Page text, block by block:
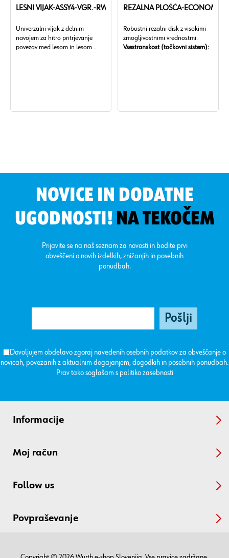
P3E-4,5X60/33
LESNI VIJAK-ASSY4-VGR.-RW20-P3E-5X80/42
Univerzalni vijak z delnim
navojem za hitro pritrjevanje
povezav med lesom in lesom
REZALNA PLOŠČA-ECONOMY-
Robustni rezalni disk z visokimi
zmogljivostnimi vrednostmi.
Vsestranskost (točkovni sistem):
(točkovni sistem):2 od 4 točk
NOVICE IN DODATNE
UGODNOSTI! NA TEKOČEM
Prijavite se na naš seznam za novosti in bodite prvi
obveščeni o novih izdelkih, znižanjih in posebnih
ponudbah.
Dovoljujem obdelavo zgoraj navedenih osebnih podatkov za obveščanje o
novicah, povezanih z aktualnim dogajanjem, dogodkih in posebnih ponudbah.
Prav tako soglašam s politiko zasebnosti
Informacije
Moj račun
Follow us
Povpraševanje